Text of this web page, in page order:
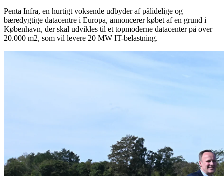
Penta Infra, en hurtigt voksende udbyder af pålidelige og
bæredygtige datacentre i Europa, annoncerer købet af en grund i
København, der skal udvikles til et topmoderne datacenter på over
20.000 m2, som vil levere 20 MW IT-belastning.